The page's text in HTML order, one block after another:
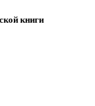
книги